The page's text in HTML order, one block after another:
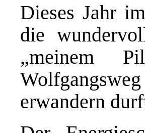
Dieses Jahr
die
„meinem
erwandern